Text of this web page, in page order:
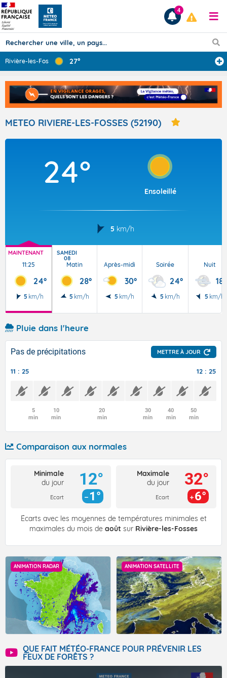
Prévisions
TOUS LES RÉSULTATS
Articles
4
Rivière-les-Fos 27°
METEO RIVIERE-LES-FOSSES (52190)
24°
Ensoleillé
5 km/h
MAINTENANT
11:25
24°
5 km/h
SAMEDI
08
Matin
28°
5 km/h
Après-midi
30°
5 km/h
Soirée
24°
5 km/h
Nuit
18°
5 km/h
Pluie dans l'heure
Pas de précipitations METTRE À JOUR
11 : 25 12 : 25
5
min
10
min
20
min
30
min
40
min
50
min
Comparaison aux normales
Minimale
du jour
Ecart
12°
1°
Maximale
du jour
Ecart
32°
6°
Écarts avec les moyennes de températures minimales et
maximales du mois de août sur Rivière-les-Fosses
ANIMATION RADAR ANIMATION SATELLITE
QUE FAIT MÉTÉO-FRANCE POUR PRÉVENIR LES
FEUX DE FORÊTS ?